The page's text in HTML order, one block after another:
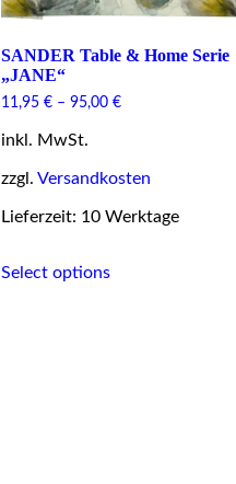
SANDER Table & Home Serie
„JANE“
11,95 €– 95,00 €
inkl. MwSt.
zzgl. Versandkosten
Lieferzeit: 10 Werktage
Select optionsproduct